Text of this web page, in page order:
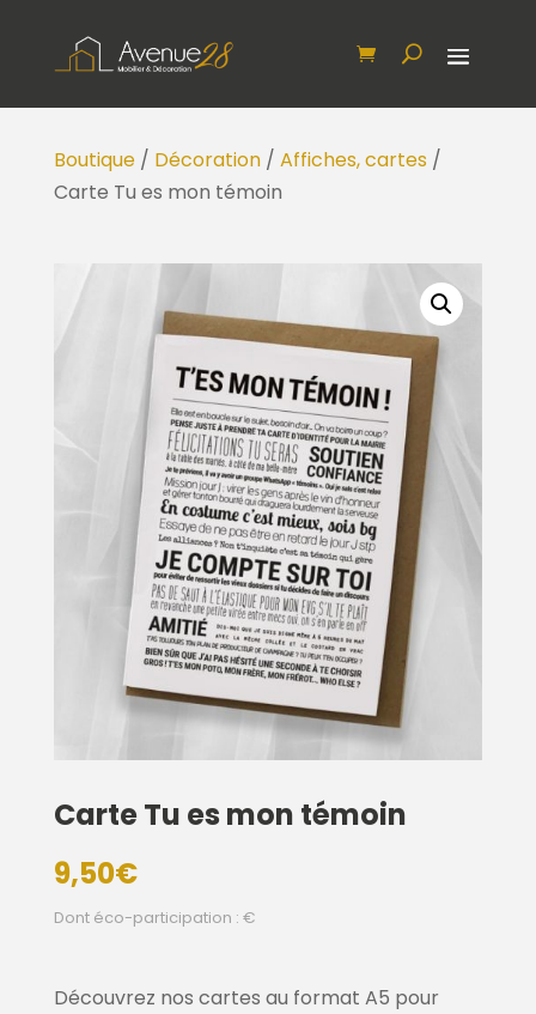
Boutique/ Décoration/ Affiches, cartes/
Carte Tu es mon témoin
Carte Tu es mon témoin
9,50€
Dont éco-participation : €
Découvrez nos cartes au format A5 pour